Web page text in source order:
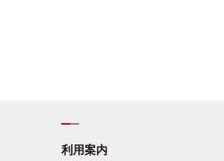
利用案内